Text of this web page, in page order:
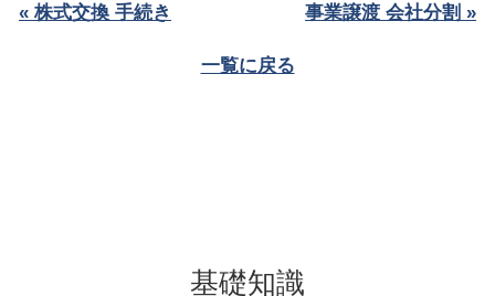
« 株式交換 手続き 事業譲渡 会社分割 »
一覧に戻る
基礎知識